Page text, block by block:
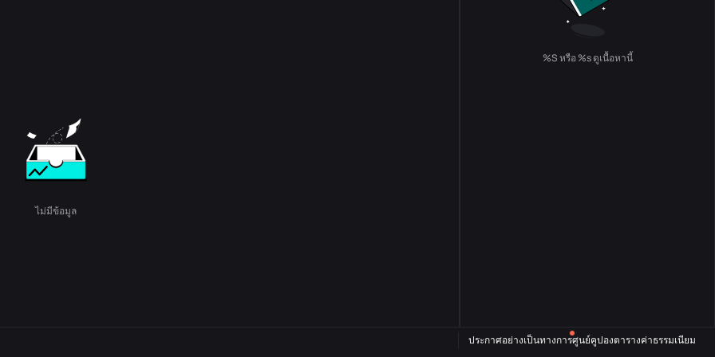
ไม่มีข้อมูล
%S หรือ %s ดูเนื้อหานี้
ประกาศอย่างเป็นทางการศูนย์คูปองตารางค่าธรรมเนียม